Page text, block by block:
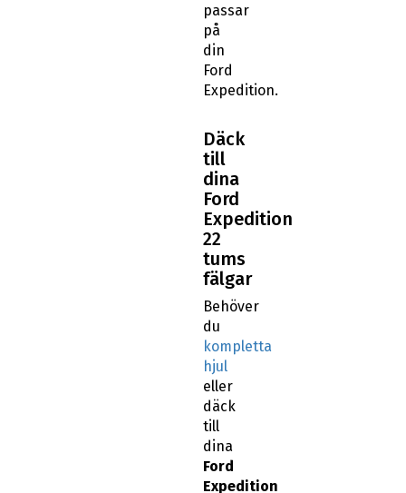
passar
på
din
Ford
Expedition.
Däck
till
dina
Ford
Expedition
22
tums
fälgar
Behöver
du
kompletta
hjul
eller
däck
till
dina
Ford
Expedition